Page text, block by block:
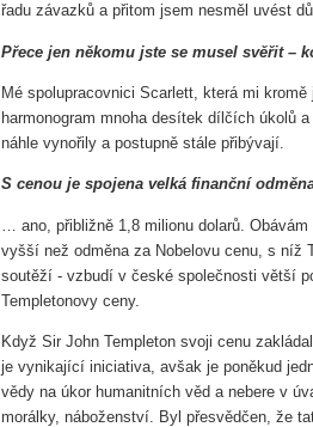
řadu závazků a přitom jsem nesměl uvést
Přece jen někomu jste se musel svěřit –
Mé spolupracovnici Scarlett, která mi
harmonogram mnoha desítek dílčích úkolů
náhle vynořily a postupně stále přibývají.
S cenou je spojena velká finanční
… ano, přibližně 1,8 milionu dolarů.
vyšší než odměna za Nobelovu cenu, s níž
soutěží - vzbudí v české společnosti větší
Templetonovy ceny.
Když Sir John Templeton svoji cenu
je vynikající iniciativa, avšak je poněkud
vědy na úkor humanitních věd a nebere v
morálky, náboženství. Byl přesvědčen, že